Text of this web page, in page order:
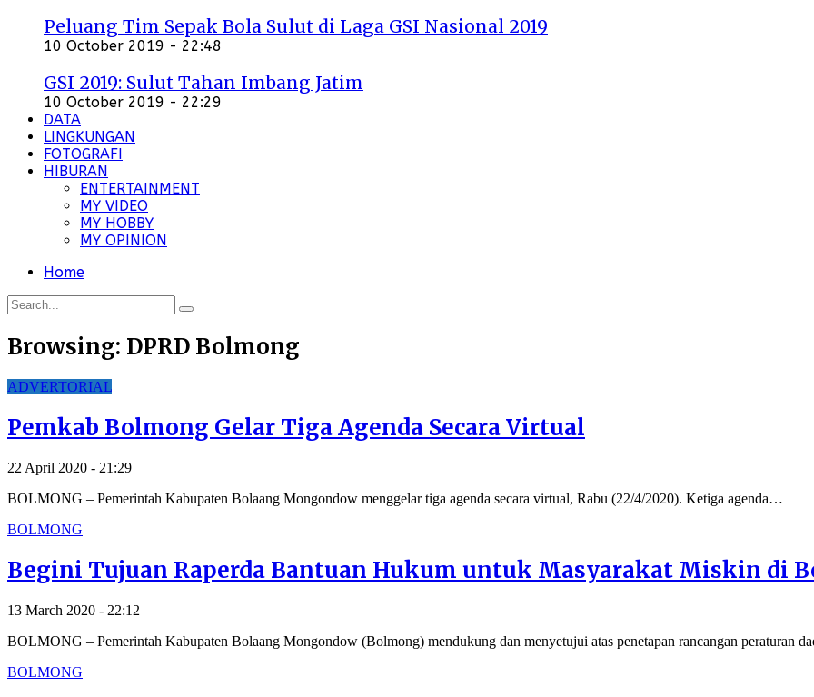
Peluang Tim Sepak Bola Sulut di Laga GSI Nasional 2019
10 October 2019 - 22:48
GSI 2019: Sulut Tahan Imbang Jatim
10 October 2019 - 22:29
DATA
LINGKUNGAN
FOTOGRAFI
HIBURAN
ENTERTAINMENT
MY VIDEO
MY HOBBY
MY OPINION
Home
Browsing: DPRD Bolmong
ADVERTORIAL
Pemkab Bolmong Gelar Tiga Agenda Secara Virtual
22 April 2020 - 21:29
BOLMONG – Pemerintah Kabupaten Bolaang Mongondow menggelar tiga agenda secara virtual, Rabu (22/4/2020). Ketiga agenda…
BOLMONG
Begini Tujuan Raperda Bantuan Hukum untuk Masyarakat Miskin di
13 March 2020 - 22:12
BOLMONG – Pemerintah Kabupaten Bolaang Mongondow (Bolmong) mendukung dan menyetujui atas penetapan rancangan peraturan
BOLMONG